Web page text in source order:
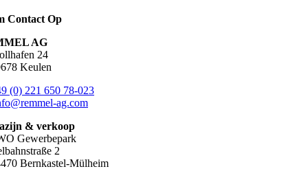
Contact Op
AG
24
Keulen
(0) 221 650 78-023
ag.com
& verkoop
Gewerbepark
2
Bernkastel-Mülheim